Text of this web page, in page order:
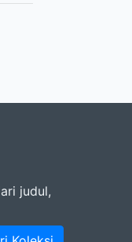
judul,